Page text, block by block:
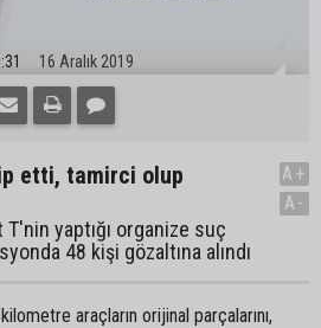
16 Aralık 2019
etti, tamirci olup
yaptığı organize suç
48 kişi gözaltına alındı
A+
A-
araçların orijinal parçalarını,